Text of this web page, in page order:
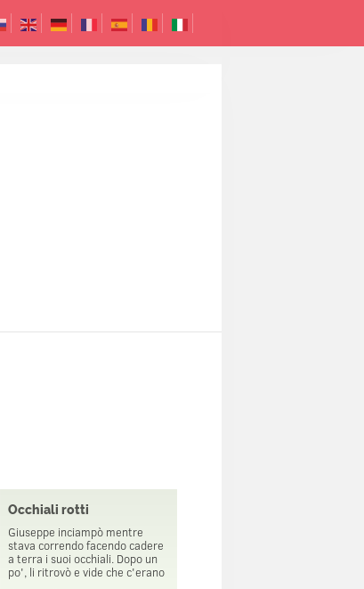
Occhiali rotti
Giuseppe inciampò mentre
stava correndo facendo cadere
a terra i suoi occhiali. Dopo un
po', li ritrovò e vide che c'erano